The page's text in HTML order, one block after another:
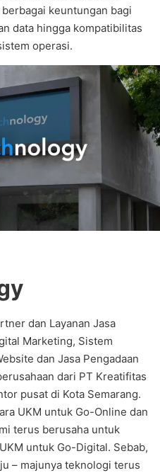
keuntungan bagi
data hingga kompatibilitas
operasi.
dan Layanan Jasa
Marketing, Sistem
dan Jasa Pengadaan
dari PT Kreatifitas
pusat di Kota Semarang.
UKM untuk Go-Online dan
terus berusaha untuk
untuk Go-Digital. Sebab,
– majunya teknologi terus